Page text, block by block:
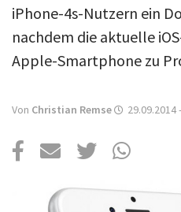
Über uns
Podcast
Mac Life+
iPhone-4s-Nutzern ein
nachdem die aktuelle
Apple-Smartphone zu
Von Christian Remse 29.09.2014